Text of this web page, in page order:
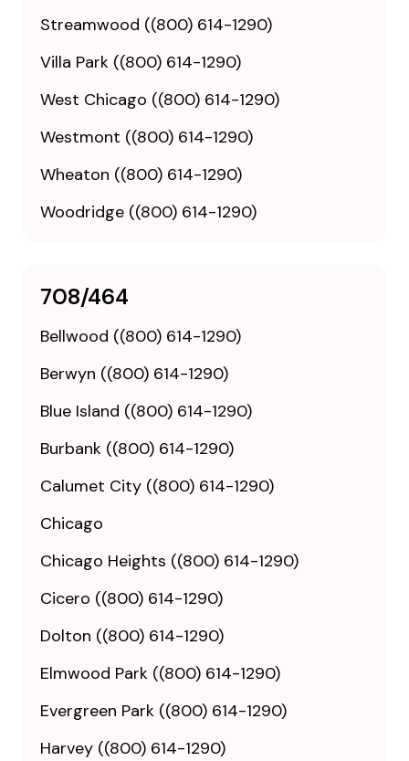
Streamwood ((800) 614-1290)
Villa Park ((800) 614-1290)
West Chicago ((800) 614-1290)
Westmont ((800) 614-1290)
Wheaton ((800) 614-1290)
Woodridge ((800) 614-1290)
708/464
Bellwood ((800) 614-1290)
Berwyn ((800) 614-1290)
Blue Island ((800) 614-1290)
Burbank ((800) 614-1290)
Calumet City ((800) 614-1290)
Chicago
Chicago Heights ((800) 614-1290)
Cicero ((800) 614-1290)
Dolton ((800) 614-1290)
Elmwood Park ((800) 614-1290)
Evergreen Park ((800) 614-1290)
Harvey ((800) 614-1290)